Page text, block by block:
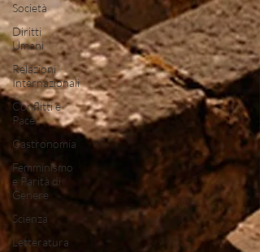
Società
Diritti
Umani
Relazioni
Internazionali
Conflitti e
Pace
Gastronomia
Femminismo
e Parità di
Genere
Scienza
Letteratura